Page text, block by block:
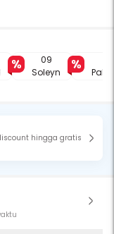
09
Soleyn
hingga gratis